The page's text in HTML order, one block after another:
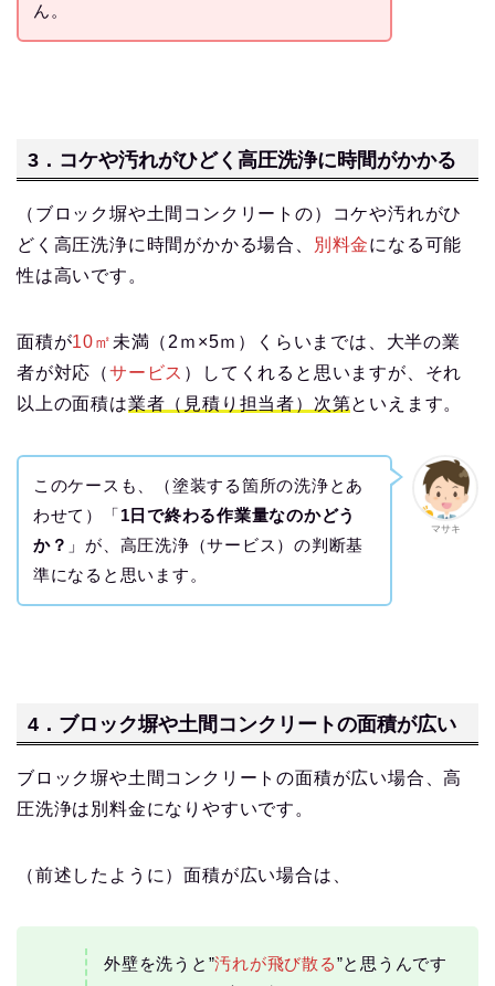
ん。
3．コケや汚れがひどく高圧洗浄に時間がかかる
（ブロック塀や土間コンクリートの）コケや汚れがひ
どく高圧洗浄に時間がかかる場合、
別料金になる可能
性は高いです。
面積が10㎡ 未満（2ｍ×5ｍ）くらいまでは、大半の業
者が対応（サービス ）してくれると思いますが、それ
以上の面積は業者（見積り担当者）次第といえます。
マサキ
このケースも、（塗装する箇所の洗浄とあ
わせて）「1日で終わる作業量なのかどう
か？ 」が、高圧洗浄（サービス）の判断基
準になると思います。
4．ブロック塀や土間コンクリートの面積が広い
ブロック塀や土間コンクリートの面積が広い場合、高
圧洗浄は別料金になりやすいです。
（前述したように）面積が広い場合は、
外壁を洗うと”汚れが飛び散る”と思うんです